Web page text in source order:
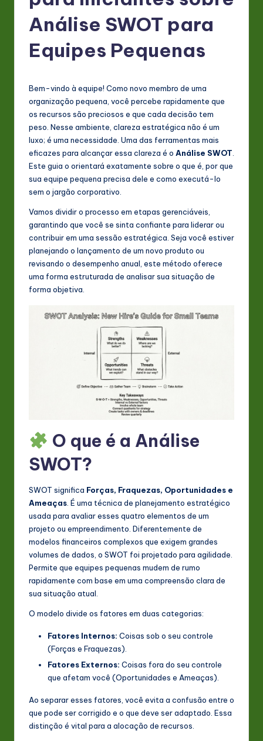
rt
L
w
In
o
Análise SWOT para
Equipes Pequenas
Bem-vindo à equipe! Como novo membro de uma
organização pequena, você percebe rapidamente que
os recursos são preciosos e que cada decisão tem
peso. Nesse ambiente, clareza estratégica não é um
luxo; é uma necessidade. Uma das ferramentas mais
eficazes para alcançar essa clareza é o Análise SWOT
Este guia o orientará exatamente sobre o que é, por que
sua equipe pequena precisa dele e como executá-lo
sem o jargão corporativo.
Vamos dividir o processo em etapas gerenciáveis,
garantindo que você se sinta confiante para liderar ou
contribuir em uma sessão estratégica. Seja você estiver
planejando o lançamento de um novo produto ou
revisando o desempenho anual, este método oferece
uma forma estruturada de analisar sua situação de
forma objetiva.
O que é a Análise
SWOT?
SWOT significa Forças, Fraquezas, Oportunidades e
Ameaças . É uma técnica de planejamento estratégico
usada para avaliar esses quatro elementos de um
projeto ou empreendimento. Diferentemente de
modelos financeiros complexos que exigem grandes
volumes de dados, o SWOT foi projetado para agilidade.
Permite que equipes pequenas mudem de rumo
rapidamente com base em uma compreensão clara de
sua situação atual.
O modelo divide os fatores em duas categorias:
Fatores Internos: Coisas sob o seu controle
(Forças e Fraquezas).
Fatores Externos: Coisas fora do seu controle
que afetam você (Oportunidades e Ameaças).
Ao separar esses fatores, você evita a confusão entre o
que pode ser corrigido e o que deve ser adaptado. Essa
distinção é vital para a alocação de recursos.